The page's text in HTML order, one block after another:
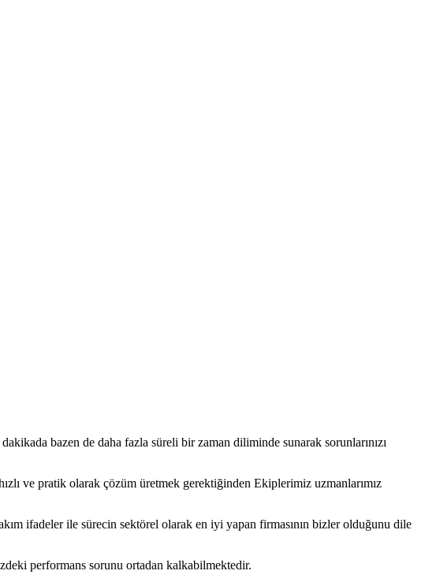
bazen de daha fazla süreli bir zaman diliminde sunarak sorunlarınızı
ve pratik olarak çözüm üretmek gerektiğinden Ekiplerimiz uzmanlarımız
ifadeler ile sürecin sektörel olarak en iyi yapan firmasının bizler olduğunu dile
performans sorunu ortadan kalkabilmektedir.